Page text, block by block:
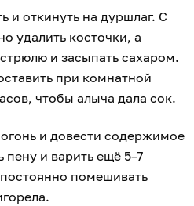
откинуть на дуршлаг. С
удалить косточки, а
и засыпать сахаром.
при комнатной
чтобы алыча дала сок.
и довести содержимое
и варить ещё 5–7
помешивать